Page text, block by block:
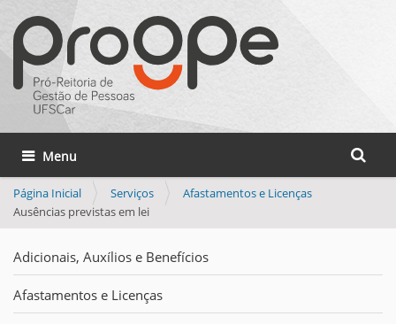
Busca
Busca
Toggle navigation
Página Inicial Serviços
Afastamentos e Licenças
Ausências previstas em lei
Adicionais, Auxílios e Benefícios
Afastamentos e Licenças